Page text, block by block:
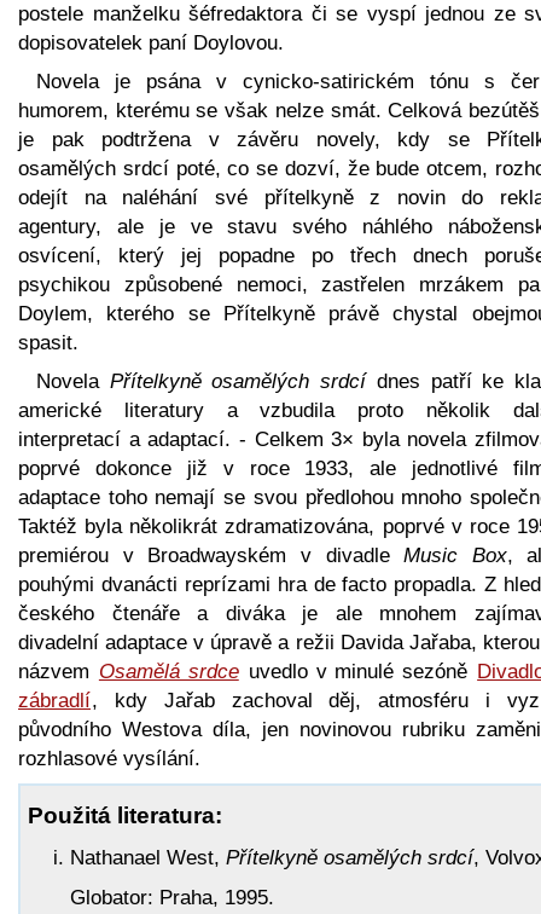
postele manželku šéfredaktora či se vyspí jednou ze
dopisovatelek paní Doylovou.
Novela je psána v cynicko-satirickém tónu s
humorem, kterému se však nelze smát. Celková
je pak podtržena v závěru novely, kdy se
osamělých srdcí poté, co se dozví, že bude otcem,
odejít na naléhání své přítelkyně z novin do
agentury, ale je ve stavu svého náhlého
osvícení, který jej popadne po třech dnech
psychikou způsobené nemoci, zastřelen mrzákem
Doylem, kterého se Přítelkyně právě chystal
spasit.
Novela Přítelkyně osamělých srdcídnes patří ke
americké literatury a vzbudila proto několik
interpretací a adaptací. - Celkem 3× byla novela
poprvé dokonce již v roce 1933, ale jednotlivé
adaptace toho nemají se svou předlohou mnoho
Taktéž byla několikrát zdramatizována, poprvé v roce
premiérou v Broadwayském v divadleMusic Box,
pouhými dvanácti reprízami hra de facto propadla. Z
českého čtenáře a diváka je ale mnohem
divadelní adaptace v úpravě a režii Davida Jařaba,
názvem Osamělá srdce uvedlo v minulé sezóně
zábradlí, kdy Jařab zachoval děj, atmosféru i
původního Westova díla, jen novinovou rubriku
rozhlasové vysílání.
Použitá literatura:
Nathanael West, Přítelkyně osamělých srdcí,
Globator: Praha, 1995.